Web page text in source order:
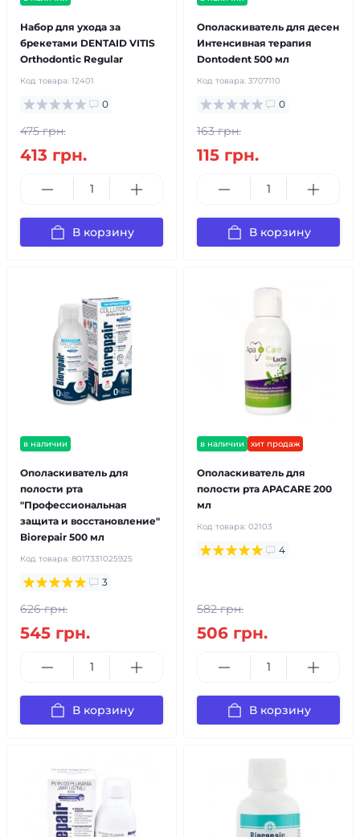
Набор для ухода за
брекетами DENTAID VITIS
Orthodontic Regular
Код товара: 12401
0
475 грн.
413 грн.
В корзину
Ополаскиватель для десен
Интенсивная терапия
Dontodent 500 мл
Код товара: 3707110
0
163 грн.
115 грн.
В корзину
в наличии
Ополаскиватель для
полости рта
"Профессиональная
защита и восстановление"
Biorepair 500 мл
Код товара: 8017331025925
3
626 грн.
545 грн.
В корзину
в наличии хит продаж
Ополаскиватель для
полости рта APACARE 200
мл
Код товара: 02103
4
582 грн.
506 грн.
В корзину